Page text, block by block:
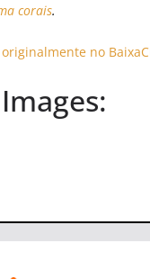
corais.
no